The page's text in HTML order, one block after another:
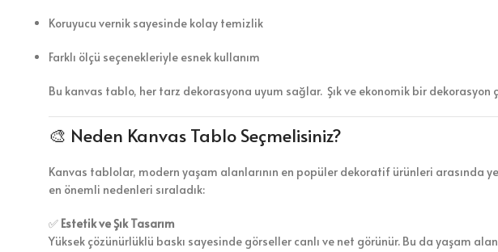
Koruyucu vernik sayesinde kolay temizlik
Farklı ölçü seçenekleriyle esnek kullanım
Bu kanvas tablo, her tarz dekorasyona uyum sağlar. Şık ve ekonomik bir dekorasyon
🎨 Neden Kanvas Tablo Seçmelisiniz?
Kanvas tablolar, modern yaşam alanlarının en popüler dekoratif ürünleri arasında
en önemli nedenleri sıraladık:
✅ Estetik ve Şık Tasarım
Yüksek çözünürlüklü baskı sayesinde görseller canlı ve net görünür. Bu da yaşam